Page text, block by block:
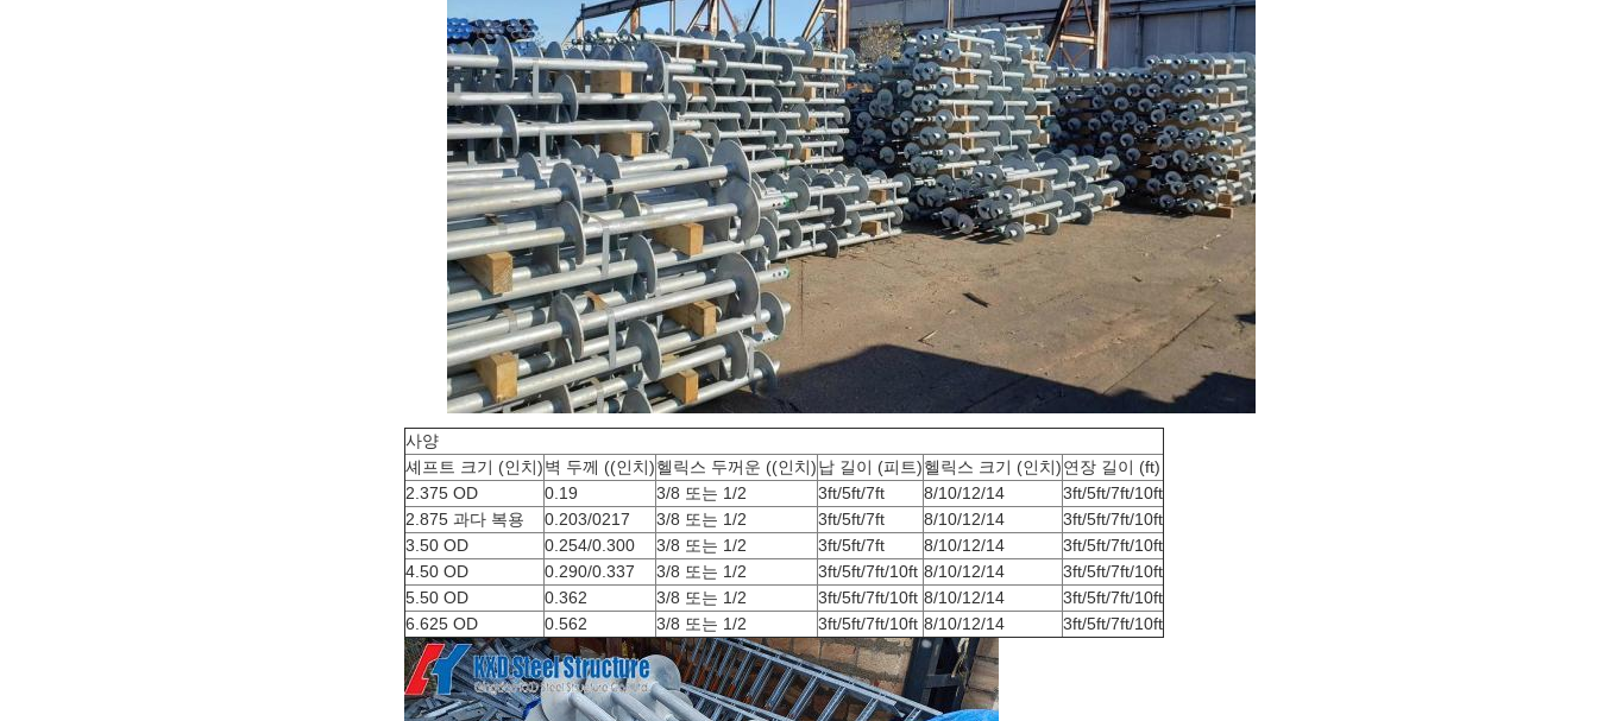
사양
셰프트 크기 (인치)벽 두께 ((인치)헬릭스 두꺼운 ((인치)납 길이 (피트)헬릭스 크기 (인치)연장 길이 (ft)
2.375 OD
0.19 3/8 또는 1/2 3ft/5ft/7ft 8/10/12/14
3ft/5ft/7ft/10ft
2.875 과다 복용
0.203/0217 3/8 또는 1/2 3ft/5ft/7ft 8/10/12/14
3ft/5ft/7ft/10ft
3.50 OD
0.254/0.300 3/8 또는 1/2 3ft/5ft/7ft 8/10/12/14
3ft/5ft/7ft/10ft
4.50 OD
0.290/0.337 3/8 또는 1/2 3ft/5ft/7ft/10ft 8/10/12/14
3ft/5ft/7ft/10ft
5.50 OD
0.362 3/8 또는 1/2 3ft/5ft/7ft/10ft 8/10/12/14
3ft/5ft/7ft/10ft
6.625 OD
0.562 3/8 또는 1/2 3ft/5ft/7ft/10ft 8/10/12/14 3ft/5ft/7ft/10ft